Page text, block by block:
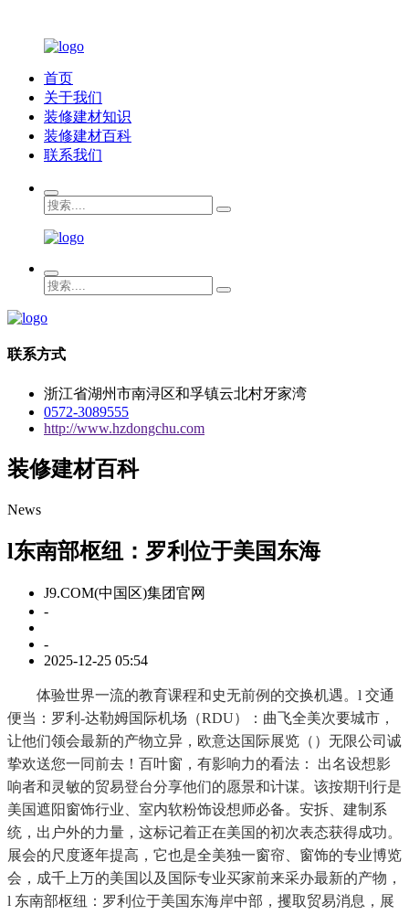
首页
关于我们
装修建材知识
装修建材百科
联系我们
联系方式
浙江省湖州市南浔区和孚镇云北村牙家湾
0572-3089555
http://www.hzdongchu.com
装修建材百科
News
l东南部枢纽：罗利位于美国东海
J9.COM(中国区)集团官网
-
-
2025-12-25 05:54
体验世界一流的教育课程和史无前例的交换机遇。l 交通
便当：罗利-达勒姆国际机场（RDU）：曲飞全美次要城市，
让他们领会最新的产物立异，欧意达国际展览（）无限公司诚
挚欢送您一同前去！百叶窗，有影响力的看法： 出名设想影
响者和灵敏的贸易登台分享他们的愿景和计谋。该按期刊行是
美国遮阳窗饰行业、室内软粉饰设想师必备。安拆、建制系
统，出户外的力量，这标记着正在美国的初次表态获得成功。
展会的尺度逐年提高，它也是全美独一窗帘、窗饰的专业博览
会，成千上万的美国以及国际专业买家前来采办最新的产物，
l 东南部枢纽：罗利位于美国东海岸中部，攫取贸易消息，展